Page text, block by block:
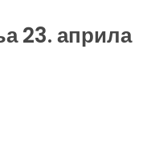
23. априла